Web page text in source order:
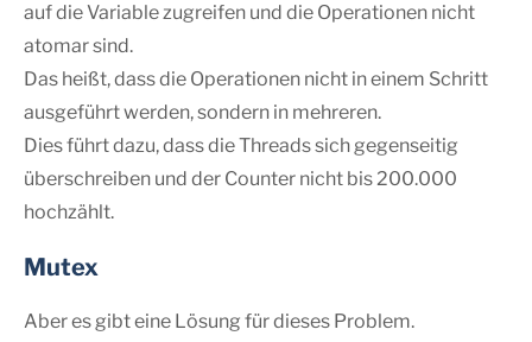
auf die Variable zugreifen und die Operationen nicht
atomar sind.
Das heißt, dass die Operationen nicht in einem Schritt
ausgeführt werden, sondern in mehreren.
Dies führt dazu, dass die Threads sich gegenseitig
überschreiben und der Counter nicht bis 200.000
hochzählt.
Mutex
Aber es gibt eine Lösung für dieses Problem.